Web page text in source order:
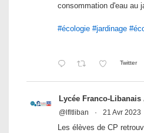
consommation d'eau au
#écologie #jardinage
Twitter
Lycée Franco-
@lfltliban · 21 Avr 2023
Les élèves de CP